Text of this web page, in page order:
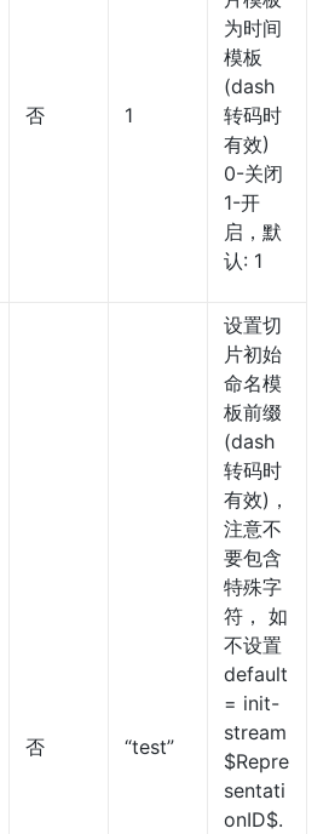
否 1
为时间
模板
(dash
转码时
有效)
0-关闭
1-开
启，默
认: 1
否 “test”
设置切
片初始
命名模
板前缀
(dash
转码时
有效)，
注意不
要包含
特殊字
符， 如
不设置
default
= init-
stream
$Repre
sentati
onID$.